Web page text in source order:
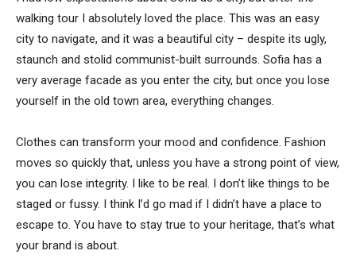
walking tour I absolutely loved the place. This was an easy
city to navigate, and it was a beautiful city – despite its ugly,
staunch and stolid communist-built surrounds. Sofia has a
very average facade as you enter the city, but once you lose
yourself in the old town area, everything changes.
Clothes can transform your mood and confidence. Fashion
moves so quickly that, unless you have a strong point of view,
you can lose integrity. I like to be real. I don’t like things to be
staged or fussy. I think I’d go mad if I didn’t have a place to
escape to. You have to stay true to your heritage, that’s what
your brand is about.